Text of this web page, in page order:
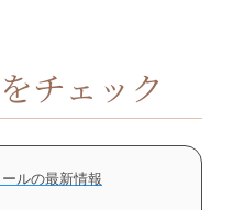
チェック
ルの最新情報